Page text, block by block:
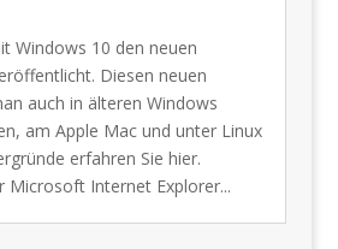
Windows 10 den neuen
Diesen neuen
auch in älteren Windows
am Apple Mac und unter Linux
erfahren Sie hier.
Microsoft Internet Explorer...